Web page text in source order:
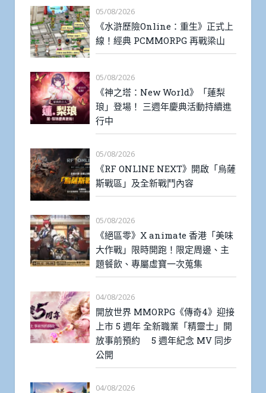
05/08/2026
《水滸歷險Online：重生》正式上
線！經典 PCMMORPG 再戰梁山
05/08/2026
《神之塔：New World》「蓮梨
琅」登場！ 三週年慶典活動持續進
行中
05/08/2026
《RF ONLINE NEXT》開啟「烏薩
斯戰區」及全新戰鬥內容
05/08/2026
《絕區零》X animate 香港「美味
大作戰」限時開跑！限定周邊、主
題餐飲、專屬虛寶一次蒐集
04/08/2026
開放世界 MMORPG《傳奇4》迎接
上市 5 週年 全新職業「精靈士」開
放事前預約 5 週年紀念 MV 同步
公開
04/08/2026